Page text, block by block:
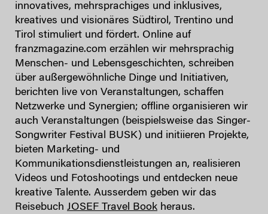
innovatives, mehrsprachiges und inklusives,
kreatives und visionäres Südtirol, Trentino und
Tirol stimuliert und fördert. Online auf
franzmagazine.com erzählen wir mehrsprachig
Menschen- und Lebensgeschichten, schreiben
über außergewöhnliche Dinge und Initiativen,
berichten live von Veranstaltungen, schaffen
Netzwerke und Synergien; offline organisieren wir
auch Veranstaltungen (beispielsweise das Singer-
Songwriter Festival BUSK) und initiieren Projekte,
bieten Marketing- und
Kommunikationsdienstleistungen an, realisieren
Videos und Fotoshootings und entdecken neue
kreative Talente. Ausserdem geben wir das
Reisebuch JOSEF Travel Book heraus.